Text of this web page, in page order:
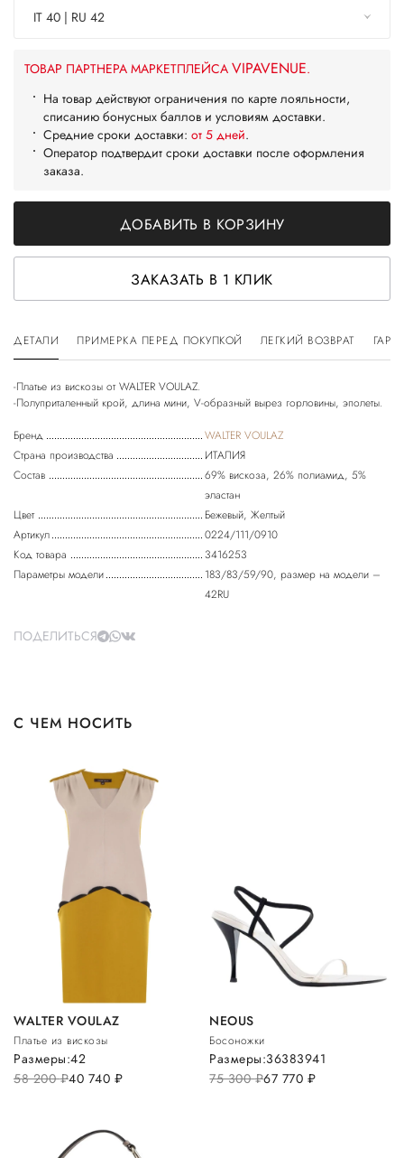
IT 40 | RU 42
ТОВАР ПАРТНЕРА МАРКЕТПЛЕЙСА VIPAVENUE.
На товар действуют ограничения по карте лояльности,
списанию бонусных баллов и условиям доставки.
Средние сроки доставки: от 5 дней.
Оператор подтвердит сроки доставки после оформления
заказа.
ДОБАВИТЬ В КОРЗИНУ
ЗАКАЗАТЬ В 1 КЛИК
ДЕТАЛИ ПРИМЕРКА ПЕРЕД ПОКУПКОЙ ЛЕГКИЙ ВОЗВРАТ
-Платье из вискозы от WALTER VOULAZ.
Бренд
WALTER VOULAZ
Страна производства
ИТАЛИЯ
Состав
69% вискоза, 26% полиамид, 5%
эластан
Цвет
Бежевый, Желтый
Артикул
0224/111/0910
Код товара
3416253
Параметры модели
183/83/59/90, размер на модели –
42RU
ПОДЕЛИТЬСЯ
С ЧЕМ НОСИТЬ
WALTER VOULAZ
Платье из вискозы
58 200руб.40 740 руб.
Размеры:42
NEOUS
Босоножки
75 300руб.67 770 руб.
Размеры:36383941